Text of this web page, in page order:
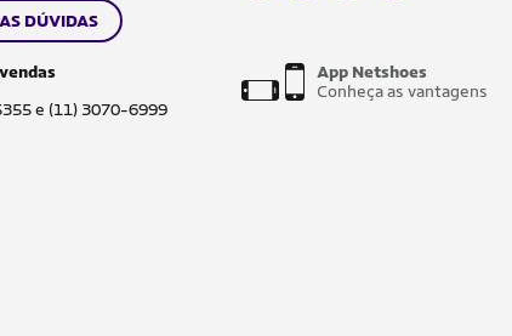
DÚVIDAS
e (11) 3070-6999
App Netshoes
Conheça as vantagens